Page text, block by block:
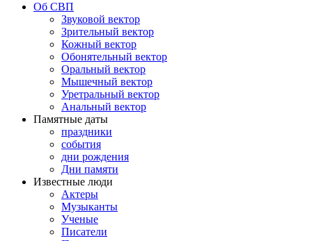
Об СВП
Звуковой вектор
Зрительный вектор
Кожный вектор
Обонятельный вектор
Оральный вектор
Мышечный вектор
Уретральный вектор
Анальный вектор
Памятные даты
праздники
события
дни рождения
Дни памяти
Известные люди
Актеры
Музыканты
Ученые
Писатели